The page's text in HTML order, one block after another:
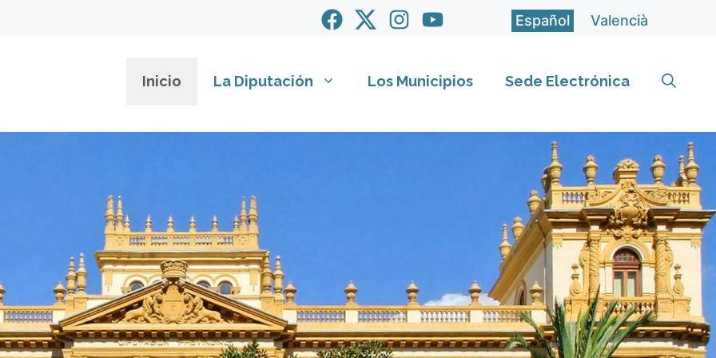
Español Valencià
Inicio La Diputación Los Municipios Sede Electrónica